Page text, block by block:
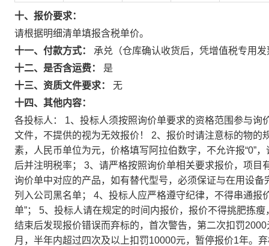
十、报价要求：
请根据明细清单填报含税单价。
十一、付款方式：
承兑（仓库确认收货后，凭增值税专用
十二、是否含运费：
是
十三、资质文件要求：
无
十四、其他内容：
各投标人： 1、投标人须按照询价单要求的资格范围参与
文件，不提供的视为无效报价！ 2、报价时请注意标的物
素，人民币单位为元，价格填写阿拉伯数字，不允许报“0”
后并注明税率； 3、请严格按照询价单相关要求报价，项
询价单中对应的产品，如有替代型号，必须保证与在用设
列入公司黑名单； 4、投标人应严格遵守纪律，不得串通
单”； 5、投标人请在规定的时间内报价，报价不得挑肥拣
结束后发现报价错误而弃标的，首次警告，第二次扣罚
月，半年内超过四次及以上扣罚10000元，暂停报价1年。